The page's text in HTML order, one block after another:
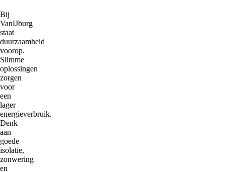
Bij
VanIJburg
staat
duurzaamheid
voorop.
Slimme
oplossingen
zorgen
voor
een
lager
energieverbruik.
Denk
aan
goede
isolatie,
zonwering
en